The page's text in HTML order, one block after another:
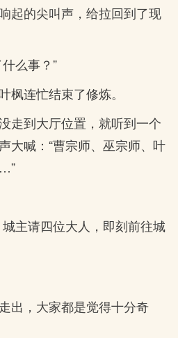
起的尖叫声，给拉回到了现
么事？”
枫连忙结束了修炼。
走到大厅位置，就听到一个
大喊：“曹宗师、巫宗师、叶
主请四位大人，即刻前往城
出，大家都是觉得十分奇